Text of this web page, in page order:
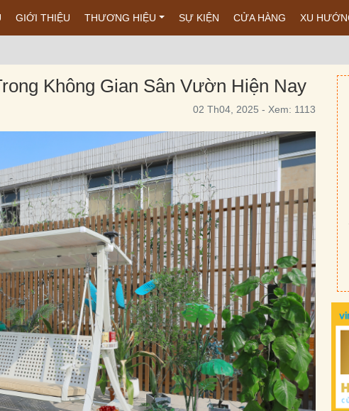
GIỚI THIỆU THƯƠNG HIỆU SỰ KIỆN CỬA HÀNG XU
Không Gian Sân Vườn Hiện Nay
02 Th04, 2025 - Xem: 1113